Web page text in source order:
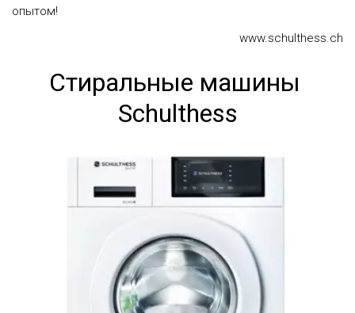
опытом!
www.schulthess.ch
Стиральные машины
Schulthess